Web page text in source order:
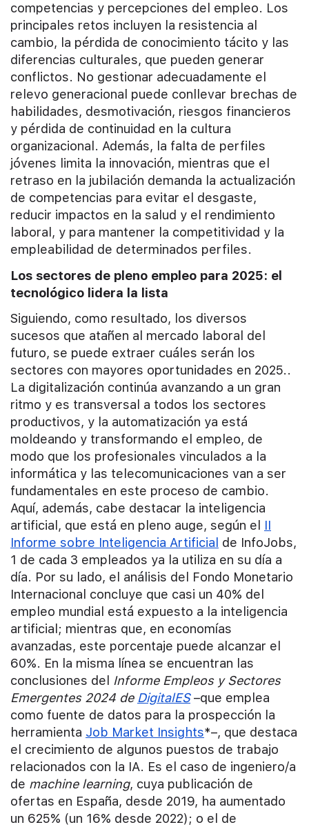
competencias y percepciones del empleo. Los
principales retos incluyen la resistencia al
cambio, la pérdida de conocimiento tácito y las
diferencias culturales, que pueden generar
conflictos. No gestionar adecuadamente el
relevo generacional puede conllevar brechas de
habilidades, desmotivación, riesgos financieros
y pérdida de continuidad en la cultura
organizacional. Además, la falta de perfiles
jóvenes limita la innovación, mientras que el
retraso en la jubilación demanda la actualización
de competencias para evitar el desgaste,
reducir impactos en la salud y el rendimiento
laboral, y para mantener la competitividad y la
empleabilidad de determinados perfiles.
Los sectores de pleno empleo para 2025: el
tecnológico lidera la lista
Siguiendo, como resultado, los diversos
sucesos que atañen al mercado laboral del
futuro, se puede extraer cuáles serán los
sectores con mayores oportunidades en 2025..
La digitalización continúa avanzando a un gran
ritmo y es transversal a todos los sectores
productivos, y la automatización ya está
moldeando y transformando el empleo, de
modo que los profesionales vinculados a la
informática y las telecomunicaciones van a ser
fundamentales en este proceso de cambio.
Aquí, además, cabe destacar la inteligencia
artificial, que está en pleno auge, según el II
Informe sobre Inteligencia Artificial de InfoJobs,
1 de cada 3 empleados ya la utiliza en su día a
día. Por su lado, el análisis del Fondo Monetario
Internacional concluye que casi un 40% del
empleo mundial está expuesto a la inteligencia
artificial; mientras que, en economías
avanzadas, este porcentaje puede alcanzar el
60%. En la misma línea se encuentran las
conclusiones del Informe Empleos y Sectores
Emergentes 2024 de DigitalES–que emplea
como fuente de datos para la prospección la
herramienta Job Market Insights*–, que destaca
el crecimiento de algunos puestos de trabajo
relacionados con la IA. Es el caso de ingeniero/a
de machine learning, cuya publicación de
ofertas en España, desde 2019, ha aumentado
un 625% (un 16% desde 2022); o el de